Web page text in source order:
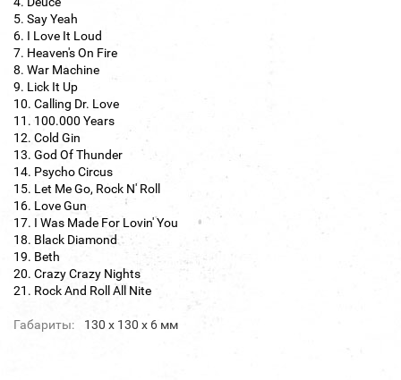
5. Say Yeah
6. I Love It Loud
7. Heaven's On Fire
8. War Machine
9. Lick It Up
10. Calling Dr. Love
11. 100.000 Years
12. Cold Gin
13. God Of Thunder
14. Psycho Circus
15. Let Me Go, Rock N' Roll
16. Love Gun
17. I Was Made For Lovin' You
18. Black Diamond
19. Beth
20. Crazy Crazy Nights
21. Rock And Roll All Nite
Габариты: 130 х 130 х 6 мм